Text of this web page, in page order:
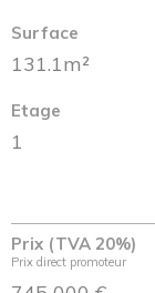
Surface
131.1m²
Etage
1
Prix (TVA 20%)
Prix direct promoteur